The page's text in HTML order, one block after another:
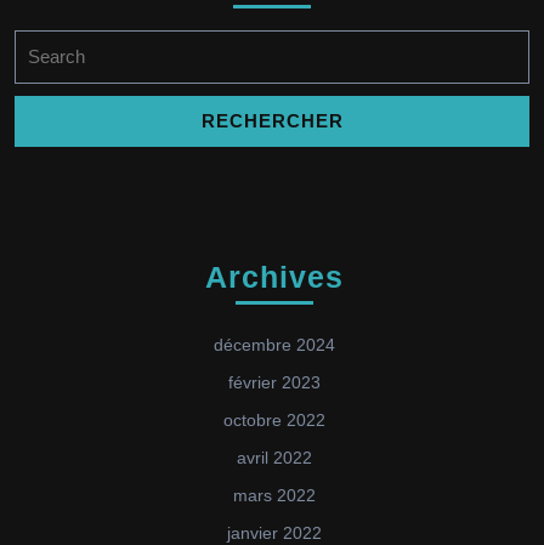
for:
Archives
décembre 2024
février 2023
octobre 2022
avril 2022
mars 2022
janvier 2022